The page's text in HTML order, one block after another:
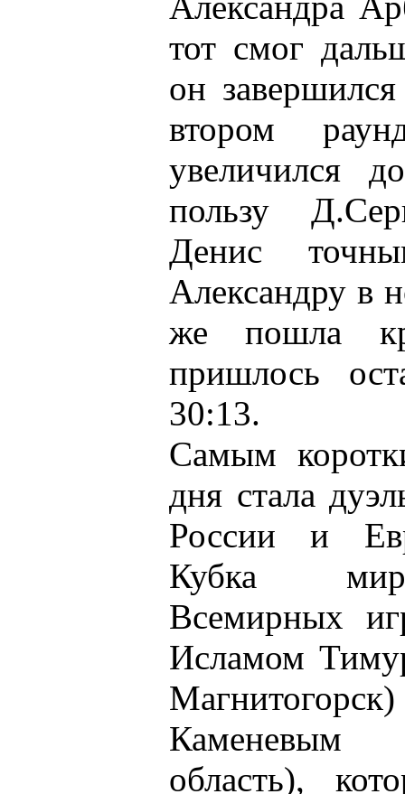
тот смог
он
втором
увеличился
пользу
Денис
Александру в
же пошла
пришлось
30:13.
Самым
дня стала
России и
Кубка
Всемирных
Исламом
Каменевым
область),